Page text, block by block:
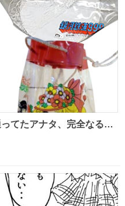
てたアナタ、完全なる同
#昭和レトロ